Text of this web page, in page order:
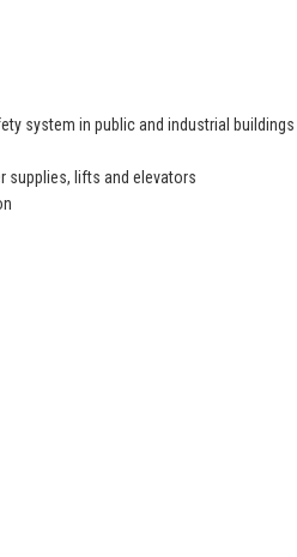
system in public and industrial
supplies, lifts and elevators